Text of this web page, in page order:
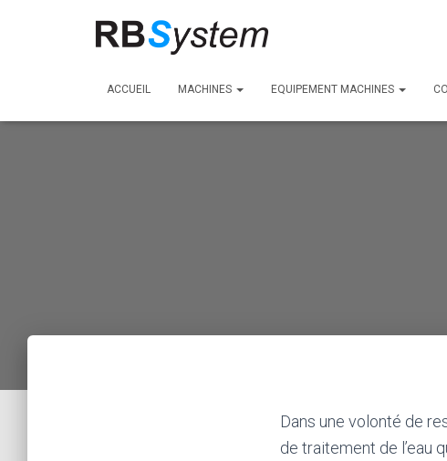
ACCUEIL MACHINES EQUIPEMENT MACHINES
Dans une volonté de
de traitement de l’eau